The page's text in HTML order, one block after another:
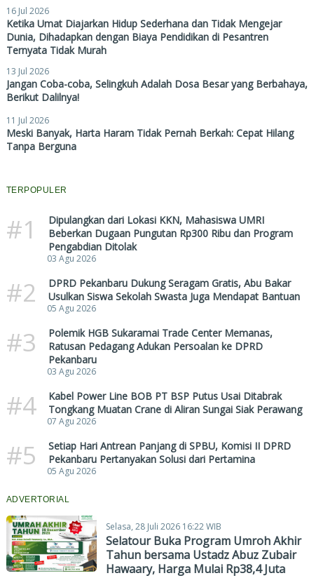
16 Jul 2026
Ketika Umat Diajarkan Hidup Sederhana dan Tidak Mengejar
Dunia, Dihadapkan dengan Biaya Pendidikan di Pesantren
Ternyata Tidak Murah
13 Jul 2026
Jangan Coba-coba, Selingkuh Adalah Dosa Besar yang Berbahaya,
Berikut Dalilnya!
11 Jul 2026
Meski Banyak, Harta Haram Tidak Pernah Berkah: Cepat Hilang
Tanpa Berguna
TERPOPULER
#1
Dipulangkan dari Lokasi KKN, Mahasiswa UMRI
Beberkan Dugaan Pungutan Rp300 Ribu dan Program
Pengabdian Ditolak
03 Agu 2026
#2
DPRD Pekanbaru Dukung Seragam Gratis, Abu Bakar
Usulkan Siswa Sekolah Swasta Juga Mendapat Bantuan
05 Agu 2026
#3
Polemik HGB Sukaramai Trade Center Memanas,
Ratusan Pedagang Adukan Persoalan ke DPRD
Pekanbaru
03 Agu 2026
#4
Kabel Power Line BOB PT BSP Putus Usai Ditabrak
Tongkang Muatan Crane di Aliran Sungai Siak Perawang
07 Agu 2026
#5
Setiap Hari Antrean Panjang di SPBU, Komisi II DPRD
Pekanbaru Pertanyakan Solusi dari Pertamina
05 Agu 2026
ADVERTORIAL
Selasa, 28 Juli 2026 16:22 WIB
Selatour Buka Program Umroh Akhir
Tahun bersama Ustadz Abuz Zubair
Hawaary, Harga Mulai Rp38,4 Juta